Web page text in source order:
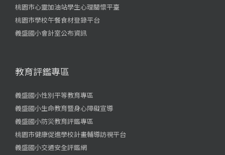
桃園市心靈加油站學生心理關懷平臺
桃園市學校午餐食材登錄平台
義盛國小會計室公布資訊
教育評鑑專區
義盛國小性別平等教育專區
義盛國小生命教育暨身心障礙宣導
義盛國小防災教育評鑑專區
桃園市健康促進學校計畫輔導訪視平台
義盛國小交通安全評鑑網